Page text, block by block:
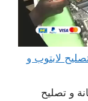
كمبيوتر النويصيب 65511033 تصليح لابتوب و
و تصليح